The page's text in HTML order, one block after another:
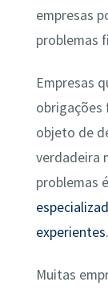
empresas
problemas
Empresas
obrigações
objeto de
verdadeira
problemas
experientes.
Muitas